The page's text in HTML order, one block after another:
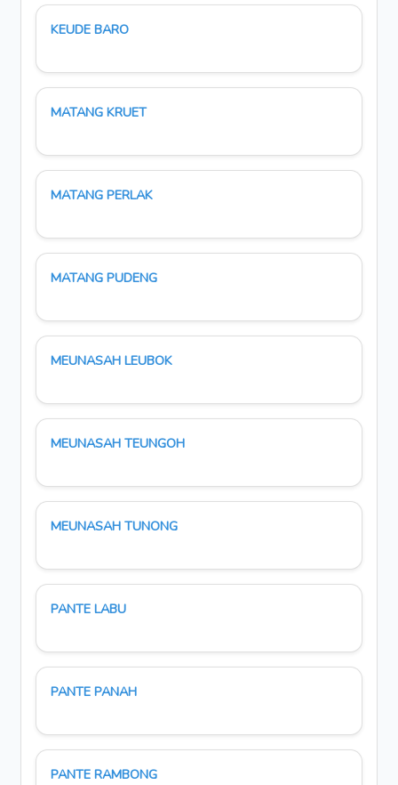
KEUDE BARO
MATANG KRUET
MATANG PERLAK
MATANG PUDENG
MEUNASAH LEUBOK
MEUNASAH TEUNGOH
MEUNASAH TUNONG
PANTE LABU
PANTE PANAH
PANTE RAMBONG